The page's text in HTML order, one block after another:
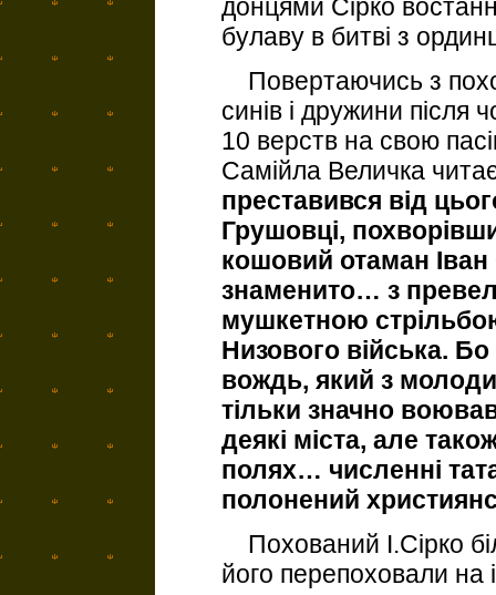
донцями Сірко
булаву в битві з
Повертаючись з
синів і дружини після
10 верств на свою
Самійла Величка
преставився від
Грушовці,
кошовий отаман
знаменито… з
мушкетною
Низового війська.
вождь, який з
тільки значно
деякі міста, але
полях… численні
полонений
Похований І.Сірко
його перепоховали